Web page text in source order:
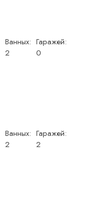
Ванных:
2
Гаражей:
0
Ванных:
2
Гаражей:
2